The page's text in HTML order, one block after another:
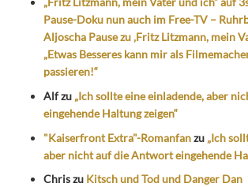
Pause-Doku nun auch im Free-TV –
Aljoscha Pause zu ‚Fritz Litzmann, mein
„Etwas Besseres kann mir als
passieren!“
Alfzu „Ich sollte eine einladende, aber
eingehende Haltung zeigen“
"Kaiserfront Extra"-Romanfanzu „Ich
aber nicht auf die Antwort eingehende
Chriszu Kitsch und Tod und Danger Dan